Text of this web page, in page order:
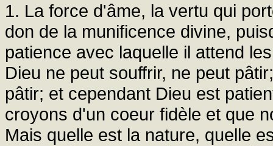
1. La force d'âme, la vertu qui
don de la munificence divine,
patience avec laquelle il attend
Dieu ne peut souffrir, ne peut
pâtir; et cependant Dieu est
croyons d'un coeur fidèle et que
Mais quelle est la nature, quelle